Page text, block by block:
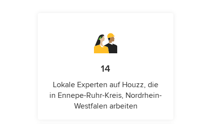
14
Lokale Experten auf Houzz, die
in Ennepe-Ruhr-Kreis, Nordrhein-
Westfalen arbeiten